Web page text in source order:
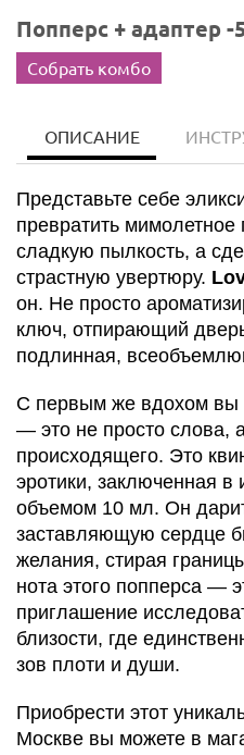
Попперс + адаптер -
Собрать комбо
ОПИСАНИЕ
Представьте себе
превратить мимолетное
сладкую пылкость, а
страстную увертюру.
он. Не просто
ключ, отпирающий
подлинная,
С первым же вдохом вы
— это не просто слова,
происходящего. Это
эротики, заключенная
объемом 10 мл. Он
заставляющую сердце
желания, стирая
нота этого попперса —
приглашение
близости, где
зов плоти и души.
Приобрести этот
Москве вы можете в